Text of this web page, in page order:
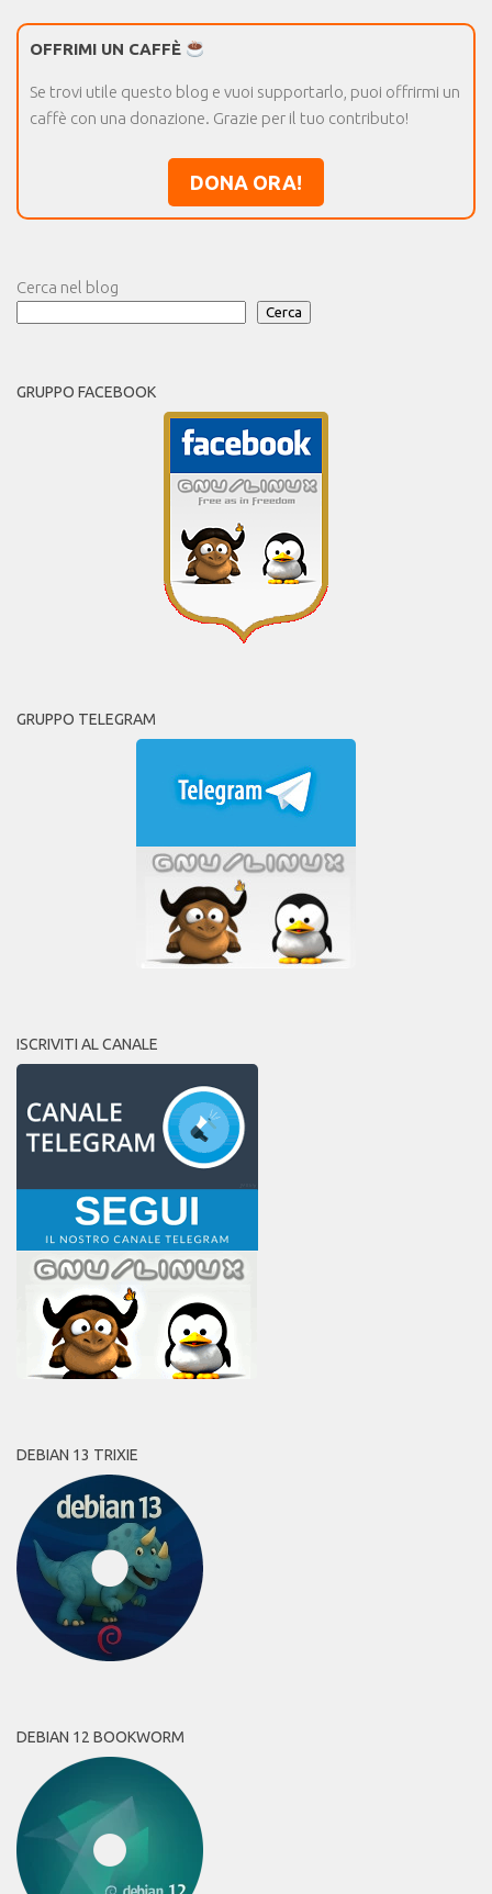
OFFRIMI UN CAFFÈ
Se trovi utile questo blog e vuoi supportarlo, puoi offrirmi un
caffè con una donazione. Grazie per il tuo contributo!
DONA ORA!
Cerca nel blog
Cerca
GRUPPO FACEBOOK
GRUPPO TELEGRAM
ISCRIVITI AL CANALE
DEBIAN 13 TRIXIE
DEBIAN 12 BOOKWORM